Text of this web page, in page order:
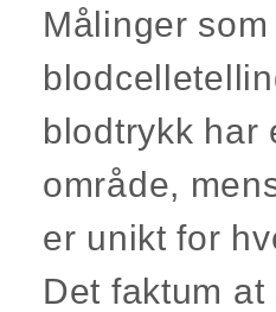
Målinger som
blodtrykk har
område,
er unikt for
Det faktum at